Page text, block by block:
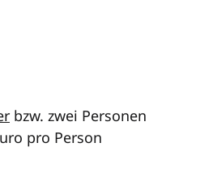
bzw. zwei Personen
pro Person